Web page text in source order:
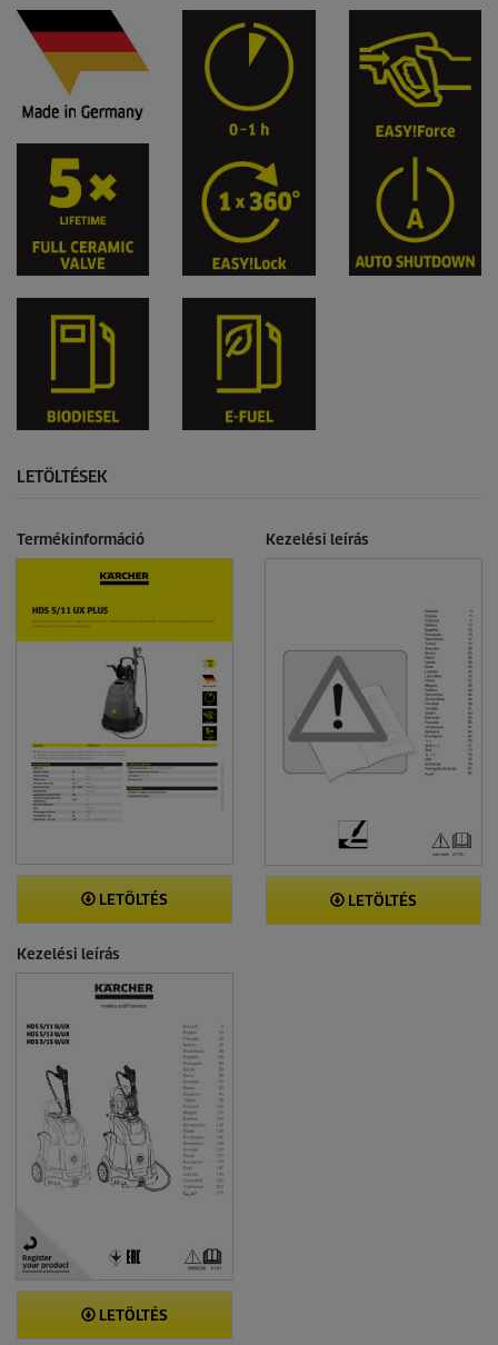
LETÖLTÉSEK
Termékinformáció
LETÖLTÉS
Kezelési leírás
LETÖLTÉS
Kezelési leírás
LETÖLTÉS